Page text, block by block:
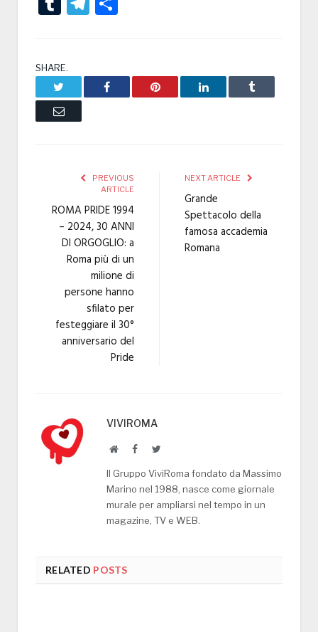
SHARE.
Facebook Pinterest LinkedIn Tumblr
Email
PREVIOUS
ARTICLE
ROMA PRIDE 1994
– 2024, 30 ANNI
DI ORGOGLIO: a
Roma più di un
milione di
persone hanno
sfilato per
festeggiare il 30°
anniversario del
Pride
NEXT ARTICLE
Grande
Spettacolo della
famosa accademia
Romana
VIVIROMA
WebsiteFacebookTwitter
Il Gruppo ViviRoma fondato da Massimo
Marino nel 1988, nasce come giornale
murale per ampliarsi nel tempo in un
magazine, TV e WEB.
RELATED POSTS